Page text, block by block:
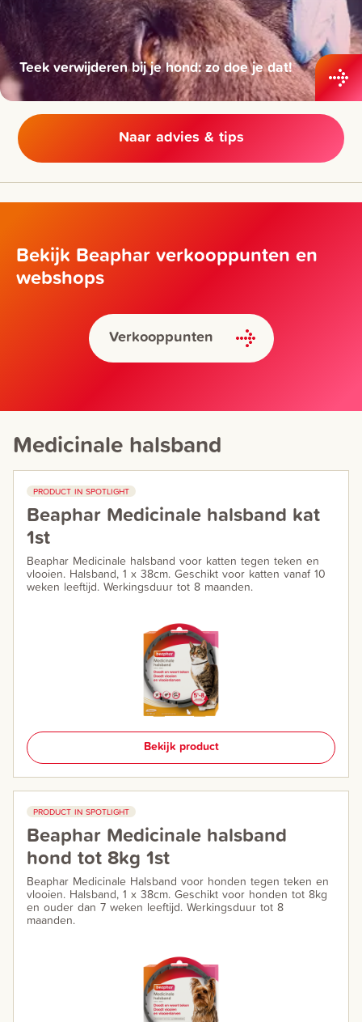
Teek verwijderen bij je hond: zo doe je dat!
Naar advies & tips
Bekijk Beaphar verkooppunten en
webshops
Verkooppunten
Medicinale halsband
PRODUCT IN SPOTLIGHT
Beaphar Medicinale halsband kat
1st
Beaphar Medicinale halsband voor katten tegen teken en
vlooien. Halsband, 1 x 38cm. Geschikt voor katten vanaf 10
weken leeftijd. Werkingsduur tot 8 maanden.
Bekijk product
PRODUCT IN SPOTLIGHT
Beaphar Medicinale halsband
hond tot 8kg 1st
Beaphar Medicinale Halsband voor honden tegen teken en
vlooien. Halsband, 1 x 38cm. Geschikt voor honden tot 8kg
en ouder dan 7 weken leeftijd. Werkingsduur tot 8
maanden.